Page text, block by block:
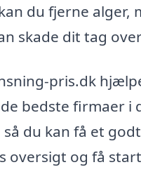
du fjerne alger,
skade dit tag
pris.dk
bedste firmaer i
du kan få et
oversigt og få